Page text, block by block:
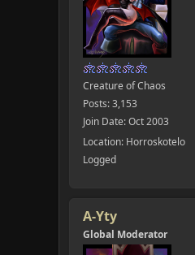
Creature of Chaos
Posts: 3,153
Join Date: Oct 2003
Location: Horroskotelo
Logged
A-Yty
Global Moderator